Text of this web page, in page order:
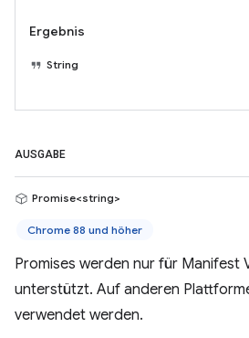
Ergebnis
String
AUSGABE
Promise<string>
Chrome 88 und höher
Promises werden nur für Manifest
unterstützt. Auf anderen
verwendet werden.